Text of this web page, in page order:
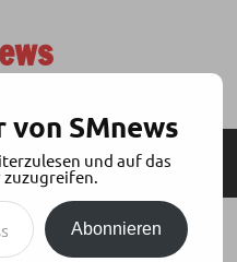
SEITENLEISTE
VON „DER
von SMnews
und auf das
zuzugreifen.
Abonnieren